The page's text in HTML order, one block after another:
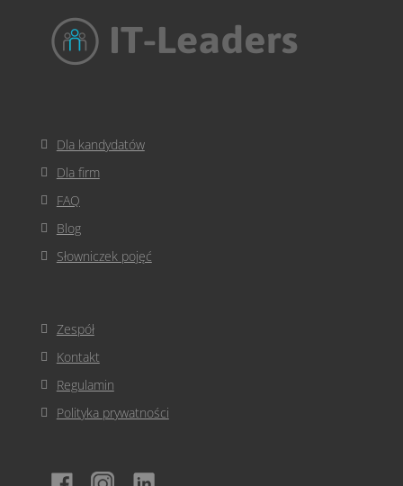
Dla kandydatów
Dla firm
FAQ
Blog
Słowniczek pojęć
Zespół
Kontakt
Regulamin
Polityka prywatności